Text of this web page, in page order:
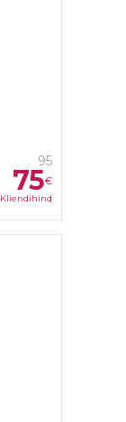
95
75€
Kliendihind